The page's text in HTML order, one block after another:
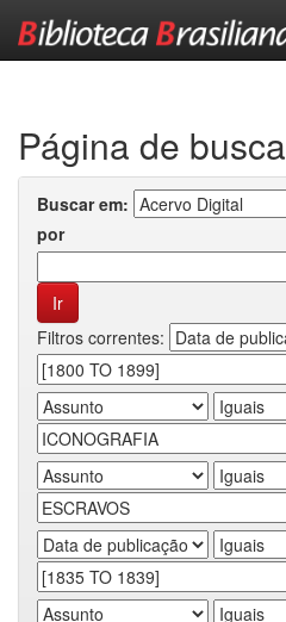
Página de busca
Buscar em:
por
Filtros correntes: